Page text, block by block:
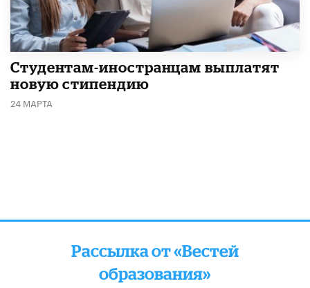
Студентам-иностранцам выплатят
новую стипендию
24 МАРТА
Рассылка от «Вестей
образования»